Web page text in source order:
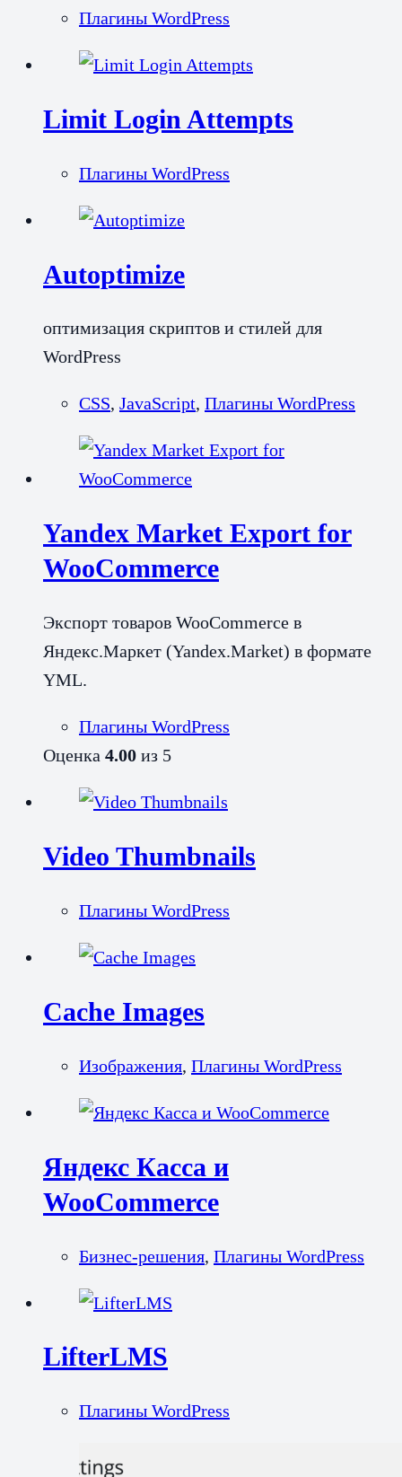
Плагины WordPress
Limit Login Attempts
Плагины WordPress
Autoptimize
оптимизация скриптов и стилей для
WordPress
CSS, JavaScript, Плагины WordPress
Yandex Market Export for
WooCommerce
Экспорт товаров WooCommerce в
Яндекс.Маркет (Yandex.Market) в формате
YML.
Плагины WordPress
Оценка 4.00 из 5
Video Thumbnails
Плагины WordPress
Cache Images
Изображения, Плагины WordPress
Яндекс Касса и
WooCommerce
Бизнес-решения, Плагины WordPress
LifterLMS
Плагины WordPress